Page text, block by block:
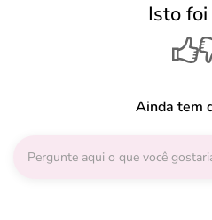
Isto
Ainda tem